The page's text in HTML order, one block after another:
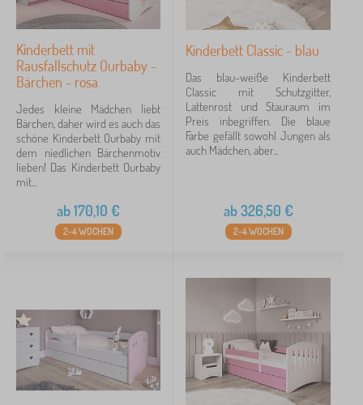
Kinderbett mit
Rausfallschutz Ourbaby -
Bärchen - rosa
Jedes kleine Mädchen liebt
Bärchen, daher wird es auch das
schöne Kinderbett Ourbaby mit
dem niedlichen Bärchenmotiv
lieben! Das Kinderbett Ourbaby
mit...
ab170,10 €
2-4 WOCHEN
Kinderbett Classic - blau
Das blau-weiße Kinderbett
Classic mit Schutzgitter,
Lattenrost und Stauraum im
Preis inbegriffen. Die blaue
Farbe gefällt sowohl Jungen als
auch Mädchen, aber...
ab326,50 €
2-4 WOCHEN